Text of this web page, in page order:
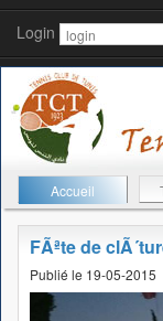
Login
Accueil
FÃªte de
Publié le 19-05-2015